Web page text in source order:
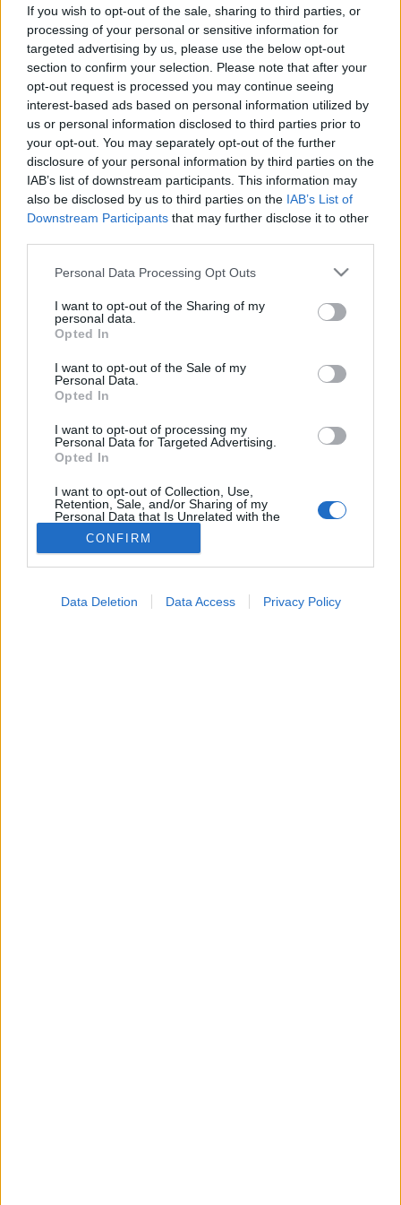
If you wish to opt-out of the sale, sharing to third parties, or
processing of your personal or sensitive information for
targeted advertising by us, please use the below opt-out
section to confirm your selection. Please note that after your
opt-out request is processed you may continue seeing
interest-based ads based on personal information utilized by
us or personal information disclosed to third parties prior to
your opt-out. You may separately opt-out of the further
disclosure of your personal information by third parties on the
IAB’s list of downstream participants. This information may
also be disclosed by us to third parties on the IAB’s List of
Downstream Participants that may further disclose it to other
Please note that this website/app uses one or more Google
not limited to your visit or usage behaviour. You may click to
grant or deny consent to Google and its third-party tags to
use your data for below specified purposes in below Google
consent section.
Personal Data Processing Opt Outs
I want to opt-out of the Sharing of my
personal data.
Opted In
I want to opt-out of the Sale of my
Personal Data.
Opted In
I want to opt-out of processing my
Personal Data for Targeted Advertising.
Opted In
I want to opt-out of Collection, Use,
Retention, Sale, and/or Sharing of my
Personal Data that Is Unrelated with the
Purposes for which it was collected.
Opted Out
CONFIRM
Data Deletion Data Access Privacy Policy
ellátását Debrecenben
2026. május 29. 06:14
Küldés Küldés Messengeren